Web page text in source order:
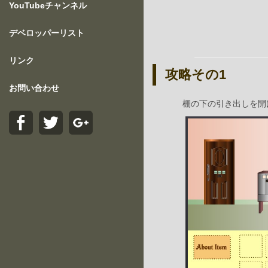
YouTubeチャンネル
デベロッパーリスト
リンク
お問い合わせ
攻略その1
棚の下の引き出しを開